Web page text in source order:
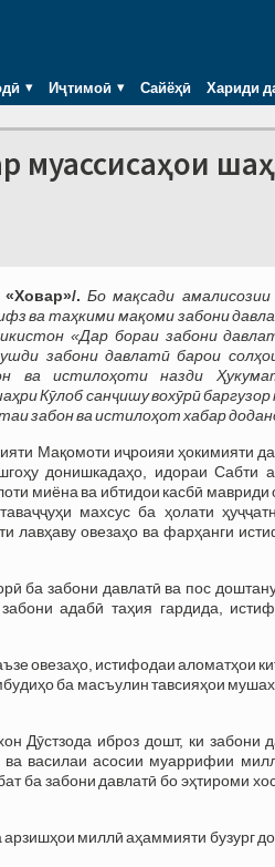
Иҷтимоӣ Сайёҳӣ Хариди
«Ховар»/.Бо мақсади амалисозии
ва таҳкими мақоми забони
«Дар бораи забони
забони давлатӣ барои
ва истилоҳоти назди
Кӯлоб санҷишу вохӯрӣ
забон ва истилоҳот хабар
Мақомоти иҷроияи ҳокимияти
донишкадаҳо, идораи Сабти
миёна ва ибтидои касбӣ
махсус ба ҳолати
лавҳаву овезаҳо ва фарҳанги
ба забони давлатӣ ва пос
адабӣ таҳия гардида,
овезаҳо, истифодаи аломатҳои
ба масъулин тавсияҳои
Дӯстзода иброз дошт, ки забони
василаи асосии муаррифии
ба забони давлатӣ бо эҳтироми
миллӣ аҳаммияти бузург